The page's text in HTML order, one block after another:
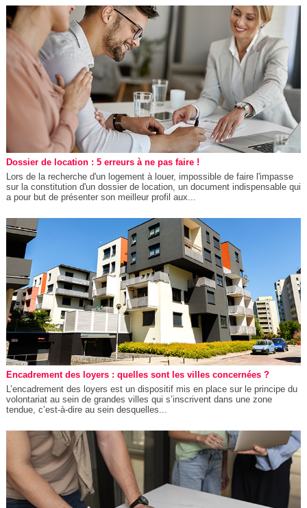
Dossier de location : 5 erreurs à ne pas faire !
Lors de la recherche d'un logement à louer, impossible de faire l'impasse
sur la constitution d'un dossier de location, un document indispensable qui
a pour but de présenter son meilleur profil aux...
Encadrement des loyers : quelles sont les villes concernées ?
L’encadrement des loyers est un dispositif mis en place sur le principe du
volontariat au sein de grandes villes qui s’inscrivent dans une zone
tendue, c’est-à-dire au sein desquelles...